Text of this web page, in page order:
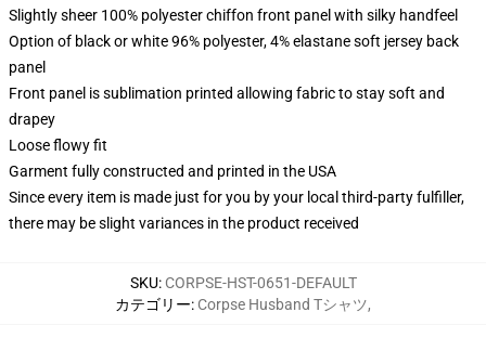
Slightly sheer 100% polyester chiffon front panel with silky handfeel
Option of black or white 96% polyester, 4% elastane soft jersey back
panel
Front panel is sublimation printed allowing fabric to stay soft and
drapey
Loose flowy fit
Garment fully constructed and printed in the USA
Since every item is made just for you by your local third-party fulfiller,
there may be slight variances in the product received
SKU: CORPSE-HST-0651-DEFAULT
カテゴリー: Corpse Husband Tシャツ,